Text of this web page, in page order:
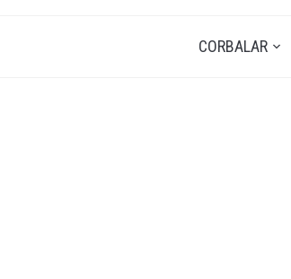
CORBALAR